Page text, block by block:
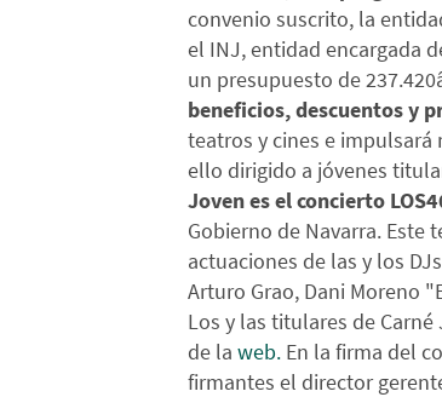
convenio suscrito, la
el INJ, entidad encargada
un presupuesto de
beneficios, descuentos y
teatros y cines e
ello dirigido a jóvenes
Joven es el concierto
Gobierno de Navarra. Este
actuaciones de las y los
Arturo Grao, Dani Moreno
Los y las titulares de
de la web. En la firma del
firmantes el director